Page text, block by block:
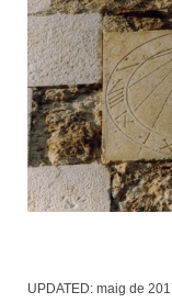
UPDATED: maig de